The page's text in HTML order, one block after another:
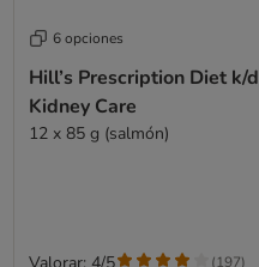
6 opciones
Hill’s Prescription Diet k/d
Kidney Care
12 x 85 g (salmón)
Valorar: 4/5 (197)